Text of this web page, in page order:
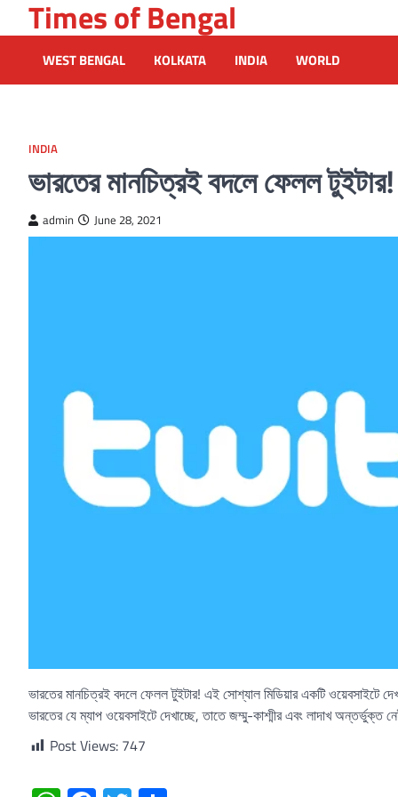
to
content
Times of Bengal
WEST BENGAL KOLKATA INDIA WORLD
INDIA
ভারতের মানচিত্রই বদলে ফেলল টুইটার!
admin June 28, 2021
ভারতের মানচিত্রই বদলে ফেলল টুইটার! এই সোশ্যাল মিডিয়ার একটি ওয়েবসাইটে
ভারতের যে ম্যাপ ওয়েবসাইটে দেখাচ্ছে, তাতে জম্মু-কাশ্মীর এবং লাদাখ অন্তর্ভুক্ত
Post Views: 747